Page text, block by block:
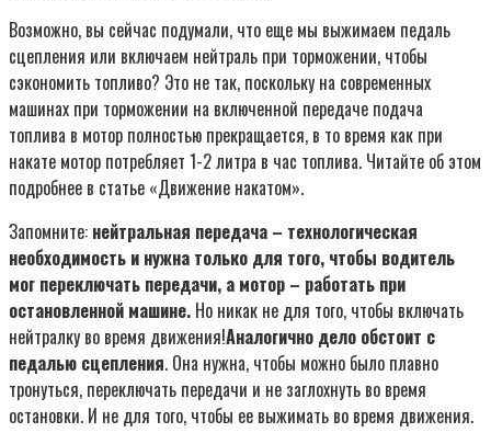
Возможно, вы сейчас подумали, что еще мы выжимаем педаль
сцепления или включаем нейтраль при торможении, чтобы
сэкономить топливо? Это не так, поскольку на современных
машинах при торможении на включенной передаче подача
топлива в мотор полностью прекращается, в то время как при
накате мотор потребляет 1-2 литра в час топлива. Читайте об этом
подробнее в статье «Движение накатом».
Запомните: нейтральная передача – технологическая
необходимость и нужна только для того, чтобы водитель
мог переключать передачи, а мотор – работать при
остановленной машине. Но никак не для того, чтобы включать
нейтралку во время движения!Аналогично дело обстоит с
педалью сцепления. Она нужна, чтобы можно было плавно
тронуться, переключать передачи и не заглохнуть во время
остановки. И не для того, чтобы ее выжимать во время движения.